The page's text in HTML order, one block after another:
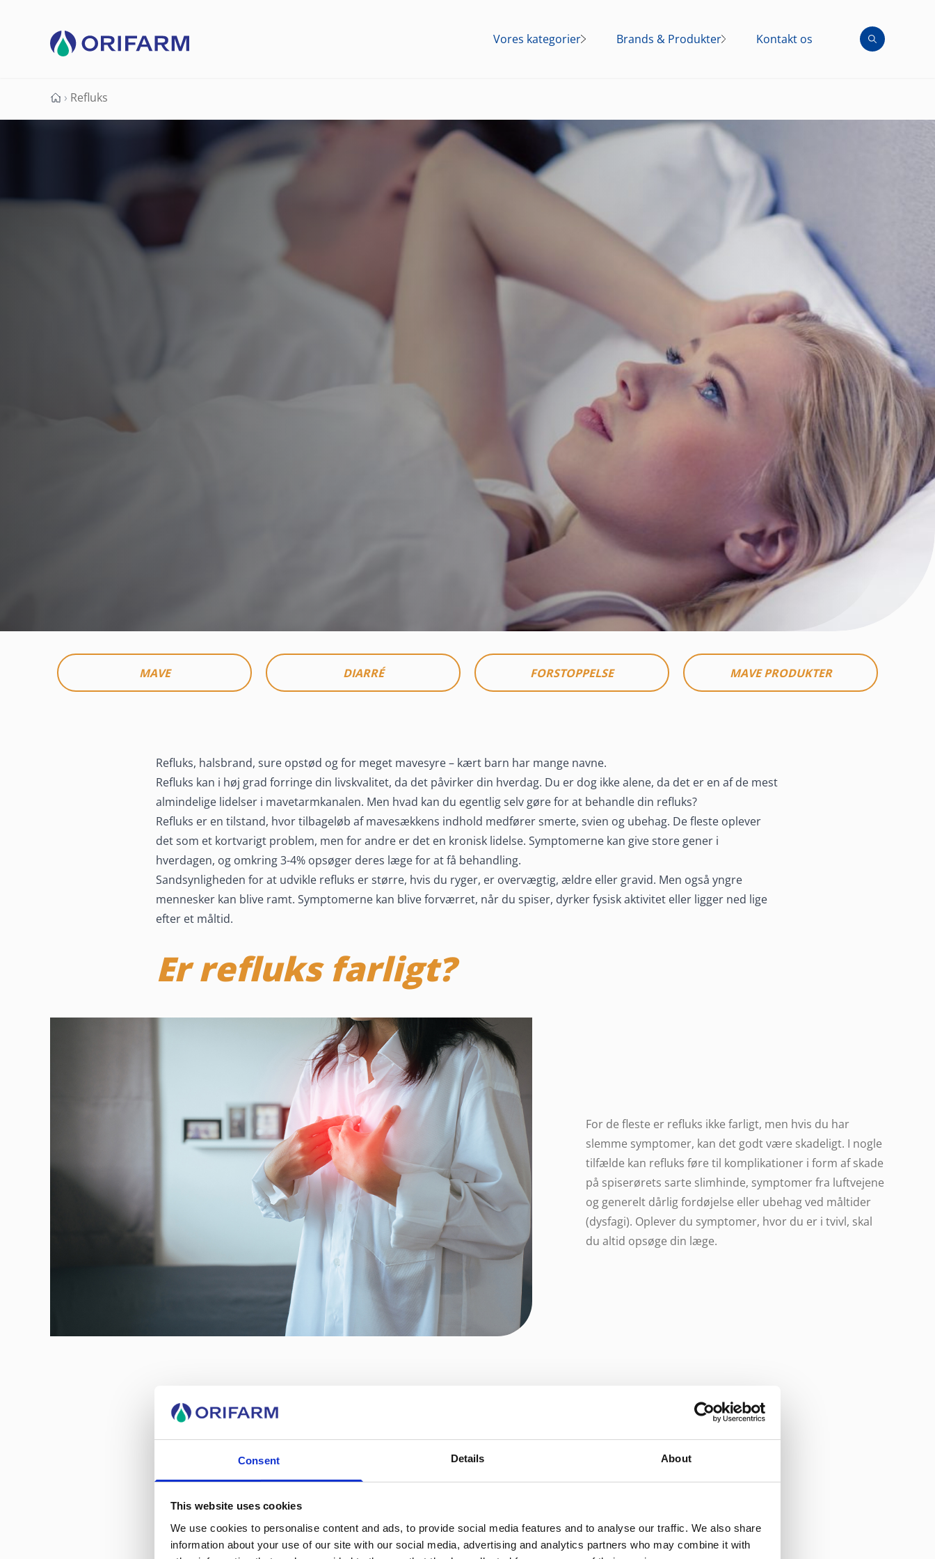
Consent Details About
This website uses cookies
We use cookies to personalise content and ads, to provide social media features and to analyse our traffic. We also share
information about your use of our site with our social media, advertising and analytics partners who may combine it with
Vores kategorier
Forkølelse og
Kosttilskud
Overgangsalderen
Lokalbedøvelse af
Brands & Produkter
Kontakt os
Forside
› Refluks
Refluks
Refluks, halsbrand, sure opstød og for meget mavesyre rammer
Refluks kan være en stor gene for dig i hverdagen, men du kan ofte
MAVE DIARRÉ FORSTOPPELSE MAVE PRODUKTER
Refluks, halsbrand, sure opstød og for meget mavesyre – kært barn har mange navne.
Refluks kan i høj grad forringe din livskvalitet, da det påvirker din hverdag. Du er dog ikke alene, da det er en af de mest
almindelige lidelser i mavetarmkanalen. Men hvad kan du egentlig selv gøre for at behandle din refluks?
Refluks er en tilstand, hvor tilbageløb af mavesækkens indhold medfører smerte, svien og ubehag. De fleste oplever
det som et kortvarigt problem, men for andre er det en kronisk lidelse. Symptomerne kan give store gener i
hverdagen, og omkring 3-4% opsøger deres læge for at få behandling.
Sandsynligheden for at udvikle refluks er større, hvis du ryger, er overvægtig, ældre eller gravid. Men også yngre
mennesker kan blive ramt. Symptomerne kan blive forværret, når du spiser, dyrker fysisk aktivitet eller ligger ned lige
efter et måltid.
Er refluks farligt?
For de fleste er refluks ikke farligt, men hvis du har
slemme symptomer, kan det godt være skadeligt. I nogle
tilfælde kan refluks føre til komplikationer i form af skade
på spiserørets sarte slimhinde, symptomer fra luftvejene
og generelt dårlig fordøjelse eller ubehag ved måltider
(dysfagi). Oplever du symptomer, hvor du er i tvivl, skal
du altid opsøge din læge.
Kan jeg selv gøre noget for at
modvirke refluks?
mavesæk, så kan kulsyreholdige drikke, kaffe og juice påvirke dine symptomer negativt. Derudover kan det være en
god idé at undgå fed mad, chokolade, pebermynte samt stærk mad.